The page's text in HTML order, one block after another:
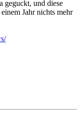
geguckt, und diese
Jahr nichts mehr